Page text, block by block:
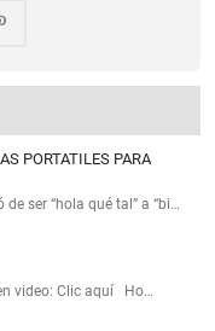
PORTATILES PARA
de ser “hola qué tal” a “bi…
video: Clic aquí Ho…